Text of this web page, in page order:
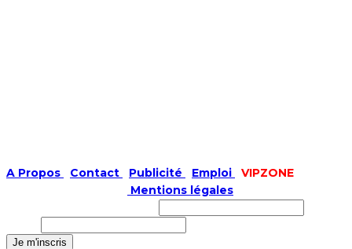
A Propos Contact Publicité Emploi
VIPZONE
Mentions légales